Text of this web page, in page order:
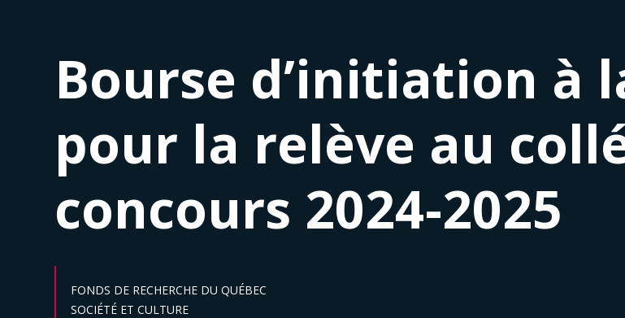
Bourse d’initiation à
pour la relève au
concours 2024-2025
FONDS DE RECHERCHE DU QUÉBEC
Secteur :
SOCIÉTÉ ET CULTURE